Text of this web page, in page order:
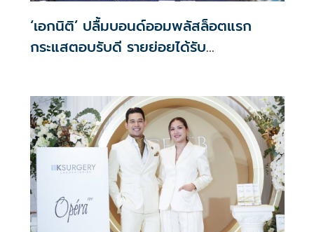
‘เอกนิติ’ ปลื้มบอนด์ออมพลัสล็อตแรก
กระแสตอบรับดี รายย่อยได้รับ